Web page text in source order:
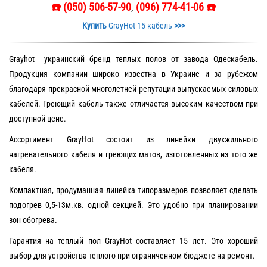
☎️ (050) 506-57-90, (096) 774-41-06 ☎️
КупитьGrayHot 15 кабель >>>
Grayhot украинский бренд теплых полов от завода Одескабель.
Продукция компании широко известна в Украине и за рубежом
благодаря прекрасной многолетней репутации выпускаемых силовых
кабелей. Греющий кабель также отличается высоким качеством при
доступной цене.
Ассортимент GrayHot состоит из линейки двухжильного
нагревательного кабеля и греющих матов, изготовленных из того же
кабеля.
Компактная, продуманная линейка типоразмеров позволяет сделать
подогрев 0,5-13м.кв. одной секцией. Это удобно при планировании
зон обогрева.
Гарантия на теплый пол GrayHot составляет 15 лет. Это хороший
выбор для устройства теплого при ограниченном бюджете на ремонт.